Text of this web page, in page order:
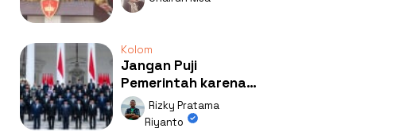
Ada di Rumah Febrie!
Kolom
Jangan Puji
Pemerintah karena
Kerja: Mengapa
Publik Begitu Mudah
Rizky Pratama
Riyanto